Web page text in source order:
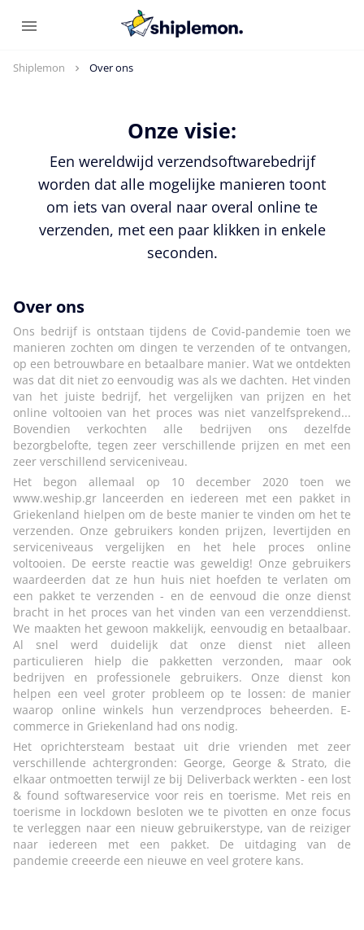
Shiplemon Over ons
Onze visie:
Een wereldwijd verzendsoftwarebedrijf
worden dat alle mogelijke manieren toont
om iets van overal naar overal online te
verzenden, met een paar klikken in enkele
seconden.
Over ons
Ons bedrijf is ontstaan tijdens de Covid-pandemie toen we
manieren zochten om dingen te verzenden of te ontvangen,
op een betrouwbare en betaalbare manier. Wat we ontdekten
was dat dit niet zo eenvoudig was als we dachten. Het vinden
van het juiste bedrijf, het vergelijken van prijzen en het
online voltooien van het proces was niet vanzelfsprekend...
Bovendien verkochten alle bedrijven ons dezelfde
bezorgbelofte, tegen zeer verschillende prijzen en met een
zeer verschillend serviceniveau.
Het begon allemaal op 10 december 2020 toen we
www.weship.gr lanceerden en iedereen met een pakket in
Griekenland hielpen om de beste manier te vinden om het te
verzenden. Onze gebruikers konden prijzen, levertijden en
serviceniveaus vergelijken en het hele proces online
voltooien. De eerste reactie was geweldig! Onze gebruikers
waardeerden dat ze hun huis niet hoefden te verlaten om
een pakket te verzenden - en de eenvoud die onze dienst
bracht in het proces van het vinden van een verzenddienst.
We maakten het gewoon makkelijk, eenvoudig en betaalbaar.
Al snel werd duidelijk dat onze dienst niet alleen
particulieren hielp die pakketten verzonden, maar ook
bedrijven en professionele gebruikers. Onze dienst kon
helpen een veel groter probleem op te lossen: de manier
waarop online winkels hun verzendproces beheerden. E-
commerce in Griekenland had ons nodig.
Het oprichtersteam bestaat uit drie vrienden met zeer
verschillende achtergronden: George, George & Strato, die
elkaar ontmoetten terwijl ze bij Deliverback werkten - een lost
& found softwareservice voor reis en toerisme. Met reis en
toerisme in lockdown besloten we te pivotten en onze focus
te verleggen naar een nieuw gebruikerstype, van de reiziger
naar iedereen met een pakket. De uitdaging van de
pandemie creeerde een nieuwe en veel grotere kans.